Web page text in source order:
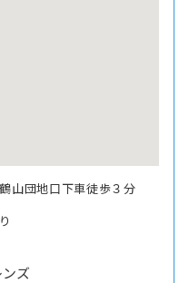
山団地口下車徒歩３分
ズ